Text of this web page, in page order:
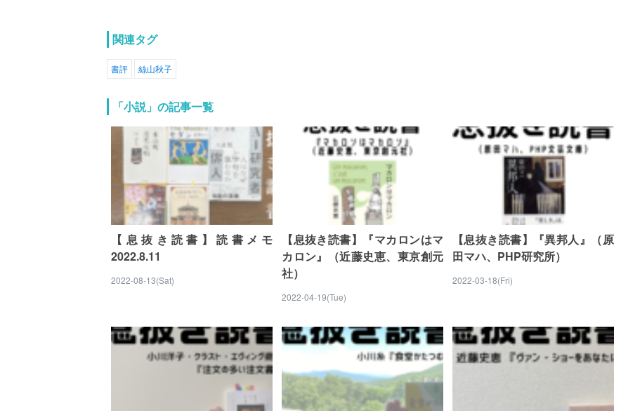
関連タグ
書評 絲山秋子
「小説」の記事一覧
【息抜き読書】読書メモ
2022.8.11
2022-08-13(Sat)
【息抜き読書】『マカロンはマ
カロン』（近藤史恵、東京創元
社）
2022-04-19(Tue)
【息抜き読書】『異邦人』（原
田マハ、PHP研究所）
2022-03-18(Fri)